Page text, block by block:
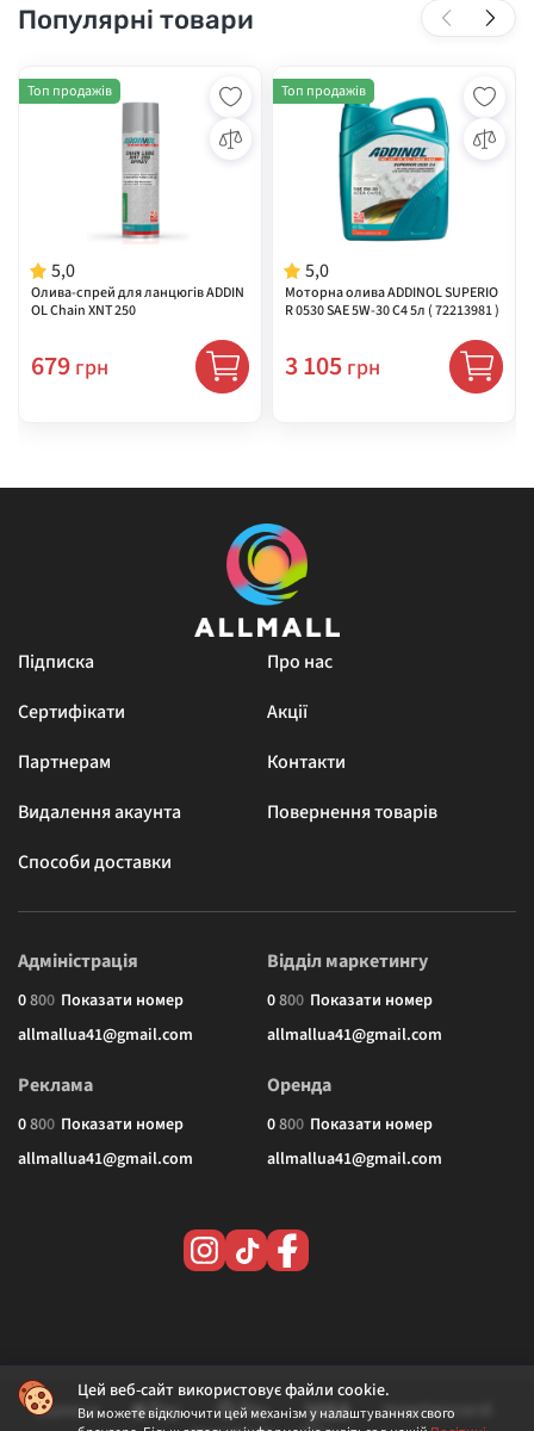
Популярні товари
5,0
Олива-спрей для ланцюгів ADDIN
OL Chain XNT 250
Топ продажів
679 грн
5,0
Моторна олива ADDINOL SUPERIO
R 0530 SAE 5W-30 C4 5л ( 72213981 )
Топ продажів
3 105 грн
Цей веб-сайт використовує файли cookie.
Ви можете відключити цей механізм у налаштуваннях свого
Підписка
Про нас
Сертифікати
Акції
Партнерам
Контакти
Видалення акаунта
Повернення товарів
Способи доставки
Адміністрація
0800 Показати номер
allmallua41@gmail.com
Відділ маркетингу
0800 Показати номер
allmallua41@gmail.com
Реклама
0800 Показати номер
allmallua41@gmail.com
Оренда
0800 Показати номер
allmallua41@gmail.com